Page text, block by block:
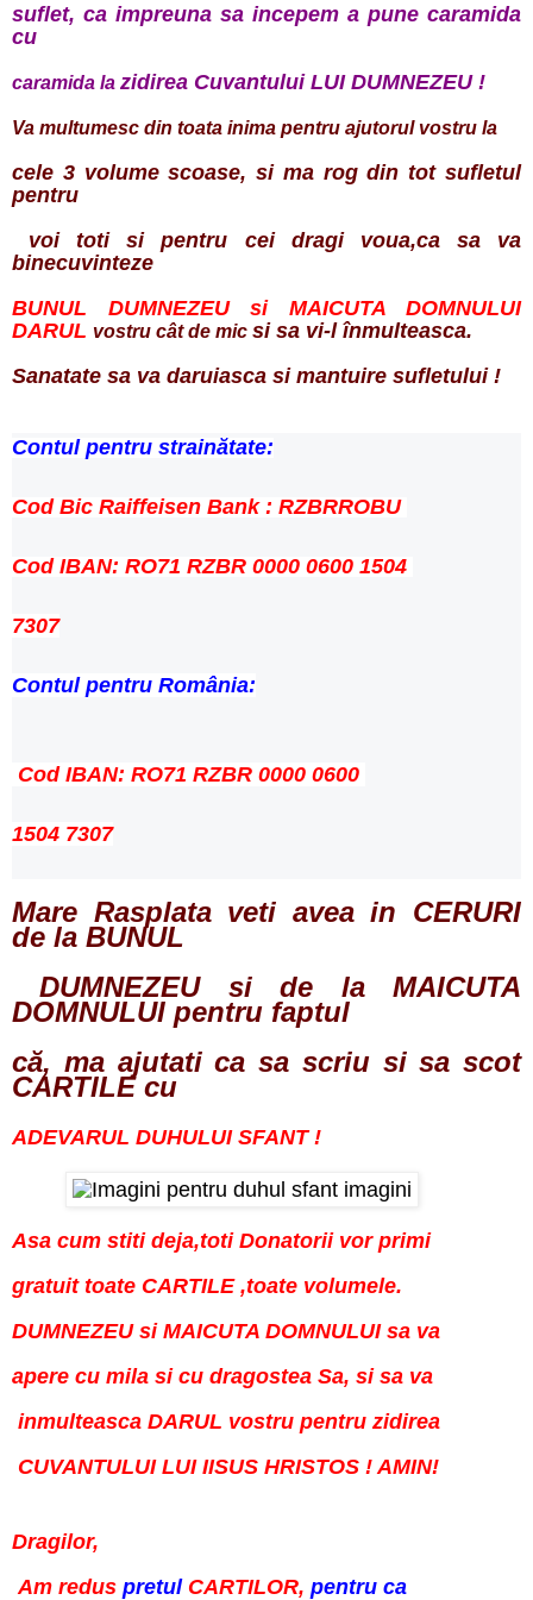
suflet, ca impreuna sa incepem a pune caramida
cu
caramida la zidirea Cuvantului LUI DUMNEZEU !
Va multumesc din toata inima pentru ajutorul vostru la
cele 3 volume scoase, si ma rog din tot sufletul
pentru
voi toti si pentru cei dragi voua,ca sa va
binecuvinteze
BUNUL DUMNEZEU si MAICUTA DOMNULUI
DARUL vostru cât de mic si sa vi-l înmulteasca.
Sanatate sa va daruiasca si mantuire sufletului !
Contul pentru strainătate:
Cod Bic Raiffeisen Bank : RZBRROBU
Cod IBAN: RO71 RZBR 0000 0600 1504
7307
Contul pentru România:
Cod IBAN: RO71 RZBR 0000 0600
1504 7307
Mare Rasplata veti avea in CERURI
de la BUNUL
DUMNEZEU si de la MAICUTA
DOMNULUI pentru faptul
că, ma ajutati ca sa scriu si sa scot
CARTILE cu
ADEVARUL DUHULUI SFANT !
Asa cum stiti deja,toti Donatorii vor primi
gratuit toate CARTILE ,toate volumele.
DUMNEZEU si MAICUTA DOMNULUI sa va
apere cu mila si cu dragostea Sa, si sa va
inmulteasca DARUL vostru pentru zidirea
CUVANTULUI LUI IISUS HRISTOS ! AMIN!
Dragilor,
Am redus pretulCARTILOR, pentru ca